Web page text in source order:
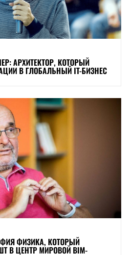
АРХИТЕКТОР, КОТОРЫЙ
В ГЛОБАЛЬНЫЙ IT-БИЗНЕС
ФИЗИКА, КОТОРЫЙ
В ЦЕНТР МИРОВОЙ BIM-